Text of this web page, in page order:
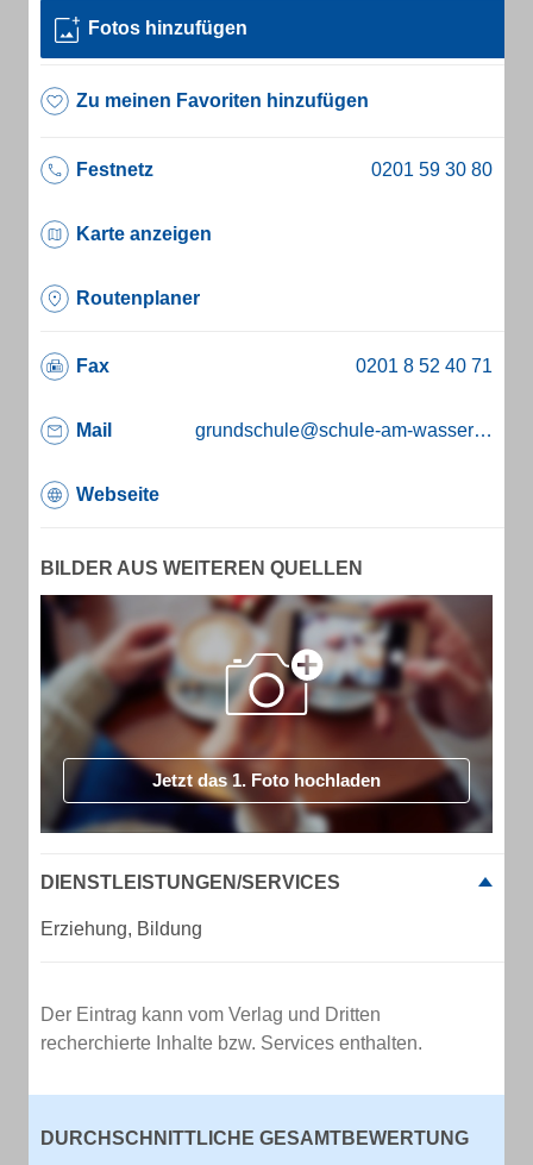
Fotos hinzufügen
Zu meinen Favoriten hinzufügen
Festnetz
Karte anzeigen
Routenplaner
Fax
Mail grundschule@schule-am-wasserturm.de
Webseite
BILDER AUS WEITEREN QUELLEN
Jetzt das 1. Foto hochladen
DIENSTLEISTUNGEN/SERVICES
Erziehung, Bildung
Der Eintrag kann vom Verlag und Dritten
recherchierte Inhalte bzw. Services enthalten.
DURCHSCHNITTLICHE GESAMTBEWERTUNG